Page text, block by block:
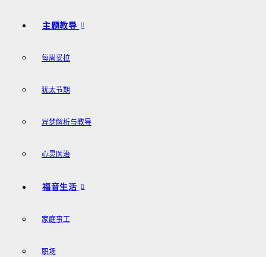
主题教导
每周妥拉
犹太节期
异梦解析与教导
心灵医治
福音生活
家庭事工
职场